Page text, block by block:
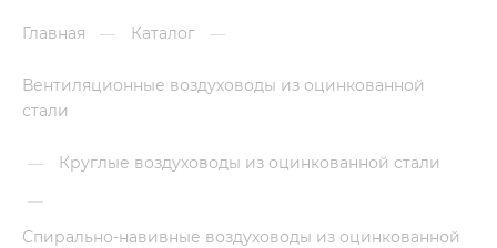
Главная — Каталог —
Вентиляционные воздуховоды из оцинкованной
стали
—
Круглые воздуховоды из оцинкованной стали
—
Спирально-навивные воздуховоды из оцинкованной